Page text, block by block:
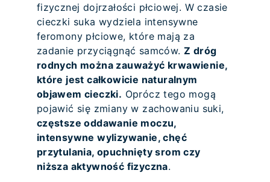
fizycznej dojrzałości płciowej. W czasie
cieczki suka wydziela intensywne
feromony płciowe, które mają za
zadanie przyciągnąć samców. Z dróg
rodnych można zauważyć krwawienie,
które jest całkowicie naturalnym
objawem cieczki. Oprócz tego mogą
pojawić się zmiany w zachowaniu suki,
częstsze oddawanie moczu,
intensywne wylizywanie, chęć
przytulania, opuchnięty srom czy
niższa aktywność fizyczna.